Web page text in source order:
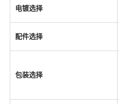
电镀选择
配件选择
包装选择